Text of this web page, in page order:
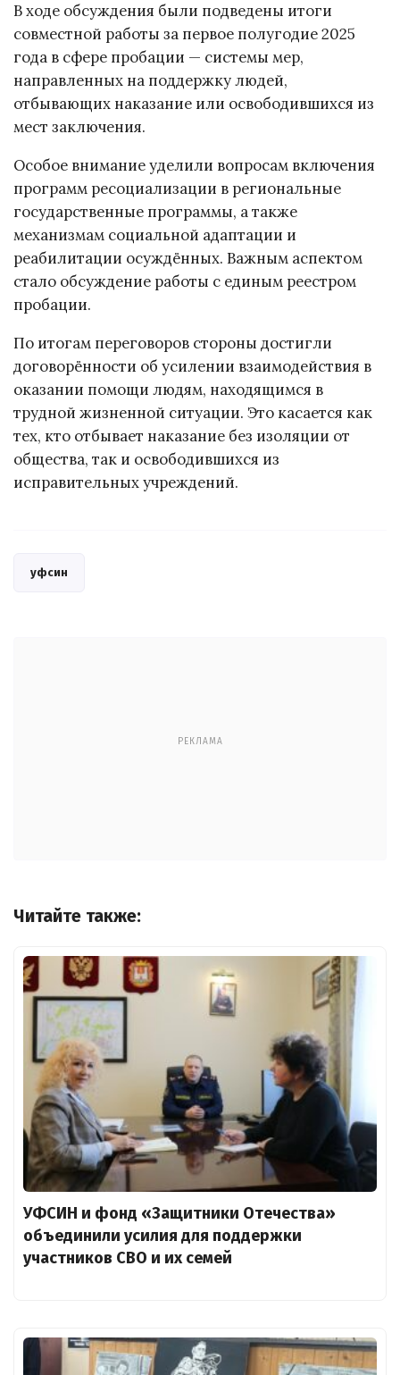
В ходе обсуждения были подведены итоги
совместной работы за первое полугодие 2025
года в сфере пробации — системы мер,
направленных на поддержку людей,
отбывающих наказание или освободившихся из
мест заключения.
Особое внимание уделили вопросам включения
программ ресоциализации в региональные
государственные программы, а также
механизмам социальной адаптации и
реабилитации осуждённых. Важным аспектом
стало обсуждение работы с единым реестром
пробации.
По итогам переговоров стороны достигли
договорённости об усилении взаимодействия в
оказании помощи людям, находящимся в
трудной жизненной ситуации. Это касается как
тех, кто отбывает наказание без изоляции от
общества, так и освободившихся из
исправительных учреждений.
уфсин
РЕКЛАМА
Читайте также:
УФСИН и фонд «Защитники Отечества»
объединили усилия для поддержки
участников СВО и их семей